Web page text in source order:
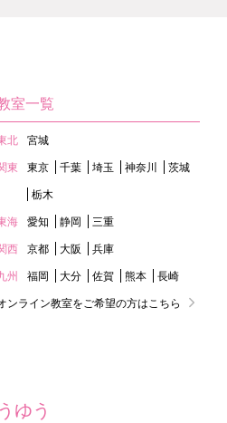
室一覧
北
宮城
東
東京 千葉 埼玉 神奈川
茨城
栃木
海
愛知 静岡
三重
西
京都 大阪
兵庫
州
福岡 大分 佐賀 熊本
長崎
ンライン教室をご希望の方はこちら
ゆう